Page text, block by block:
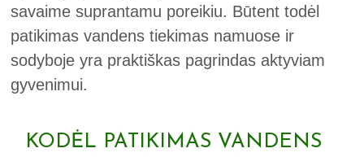
savaime suprantamu poreikiu. Būtent todėl
patikimas vandens tiekimas namuose ir
sodyboje yra praktiškas pagrindas aktyviam
gyvenimui.
KODĖL PATIKIMAS VANDENS